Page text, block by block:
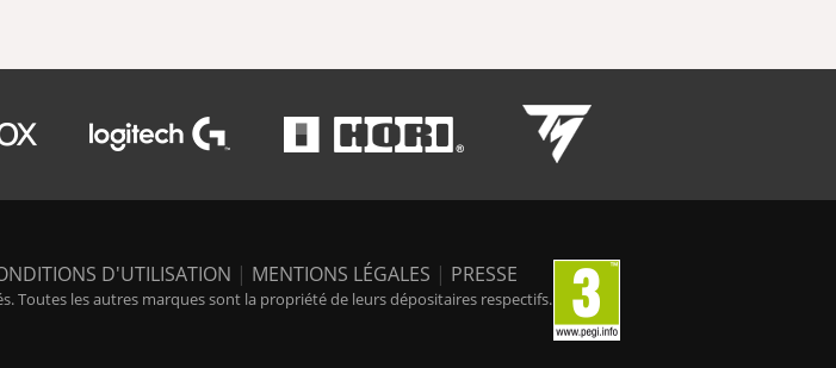
D'UTILISATION | MENTIONS LÉGALES | PRESSE
Toutes les autres marques sont la propriété de leurs dépositaires respectifs.